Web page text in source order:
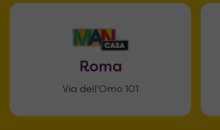
Roma
Via dell'Omo 101